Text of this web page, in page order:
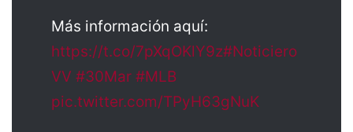
Más información aquí:
https://t.co/7pXqOKlY9z#Noticiero
VV #30Mar #MLB
pic.twitter.com/TPyH63gNuK